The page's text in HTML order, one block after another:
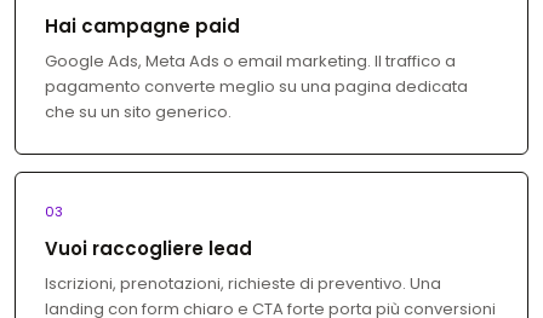
Hai campagne paid
Google Ads, Meta Ads o email marketing. Il traffico a
pagamento converte meglio su una pagina dedicata
che su un sito generico.
03
Vuoi raccogliere lead
Iscrizioni, prenotazioni, richieste di preventivo. Una
landing con form chiaro e CTA forte porta più conversioni